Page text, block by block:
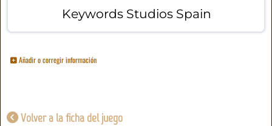
Keywords Studios Spain
Añadir o corregir información
Volver a la ficha del juego